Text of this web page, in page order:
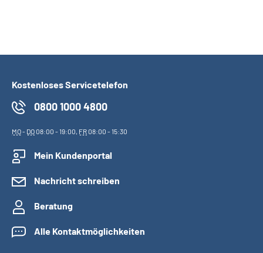
Kostenloses Servicetelefon
0800 1000 4800
MO- DO08:00 - 19:00, FR08:00 - 15:30
Mein Kundenportal
Nachricht schreiben
Beratung
Alle Kontaktmöglichkeiten